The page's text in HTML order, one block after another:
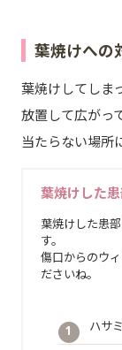
葉焼けへの
葉焼けしてしま
放置して広がっ
当たらない場所
葉焼けした
葉焼けした患
す。
傷口からのウ
ださいね。
ハサ